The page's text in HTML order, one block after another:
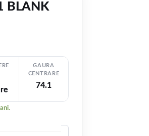
BLANK
GAURA
CENTRARE
74.1